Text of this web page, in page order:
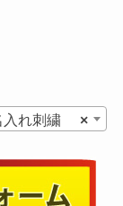
×
れ刺繍